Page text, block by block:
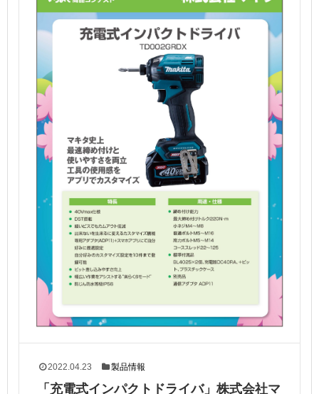
2022.04.23 製品情報
「充電式インパクトドライバ」株式会社マ